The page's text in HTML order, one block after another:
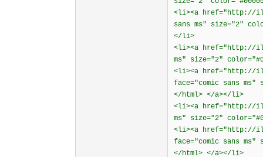
<li><a href="http://
sans ms" size="2"
</li>
<li><a href="http://
ms" size="2"
<li><a href="http://
face="comic sans ms"
</html> </a></li>
<li><a href="http://
ms" size="2"
<li><a href="http://
face="comic sans ms"
</html> </a></li>